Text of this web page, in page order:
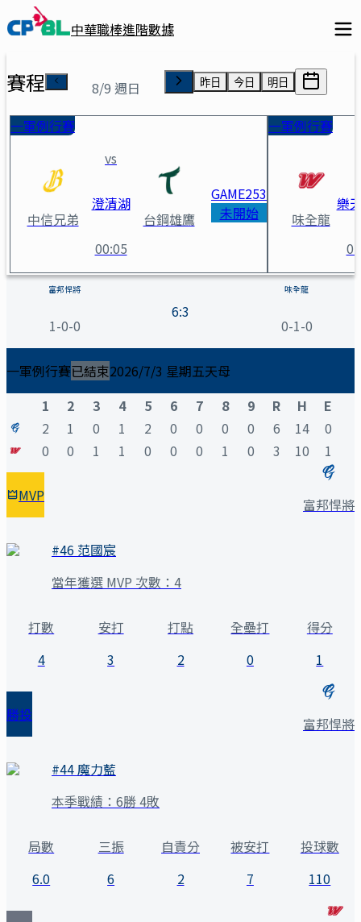
中華職棒進階數據
賽程 8/9 週日 昨日 今日 明日
一軍例行賽
中信兄弟
vs
澄清湖
00:05
台鋼雄鷹
GAME253
未開始
一軍例行賽
味全龍
樂
富邦悍將 vs 味全龍 賽事詳情
富邦悍將
1-0-0
6:3
味全龍
0-1-0
一軍例行賽已結束2026/7/3 星期五天母
1
2 3 4 5 6 7 8 9 R H
E
2
1 0 1 2 0 0 0 0 6 14
0
0
0 1 1 0 0 0 1 0 3 10 1
MVP 富邦悍將
#46 范國宸
當年獲選 MVP 次數： 4
打數
4
安打
3
打點
2
全壘打
0
得分
1
勝投 富邦悍將
#44魔力藍
本季戰績： 6勝 4敗
局數
6.0
三振
6
自責分
2
被安打
7
投球數
110